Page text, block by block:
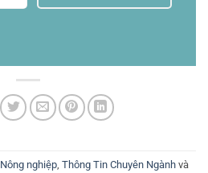
Nông nghiệp, Thông Tin Chuyên Ngànhvà